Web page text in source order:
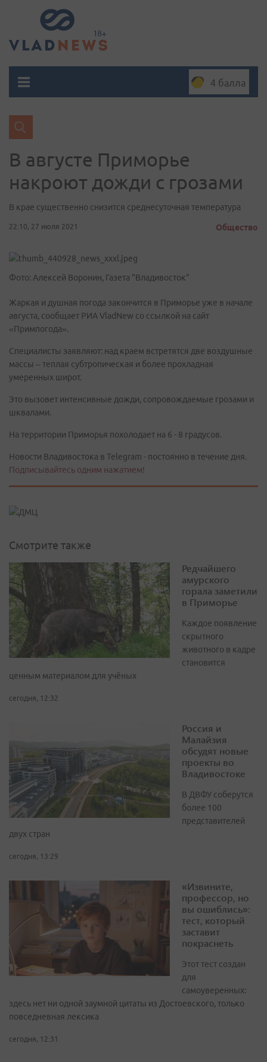
4 балла
В августе Приморье
накроют дожди с грозами
В крае существенно снизится среднесуточная температура
22:10, 27 июля 2021 Общество
Фото: Алексей Воронин, Газета "Владивосток"
Жаркая и душная погода закончится в Приморье уже в начале
августа, сообщает РИА VladNew со ссылкой на сайт
«Примпогода».
Специалисты заявляют: над краем встретятся две воздушные
массы – теплая субтропическая и более прохладная
умеренных широт.
Это вызовет интенсивные дожди, сопровождаемые грозами и
шквалами.
На территории Приморья похолодает на 6 - 8 градусов.
Новости Владивостока в Telegram - постоянно в течение дня.
Подписывайтесь одним нажатием!
Смотрите также
Редчайшего
амурского
горала заметили
в Приморье
Каждое появление
скрытного
животного в кадре
становится
ценным материалом для учёных
сегодня, 12:32
Россия и
Малайзия
обсудят новые
проекты во
Владивостоке
В ДВФУ соберутся
более 100
представителей
двух стран
сегодня, 13:29
«Извините,
профессор, но
вы ошиблись»:
тест, который
заставит
покраснеть
Этот тест создан
для
самоуверенных:
здесь нет ни одной заумной цитаты из Достоевского, только
повседневная лексика
сегодня, 12:31